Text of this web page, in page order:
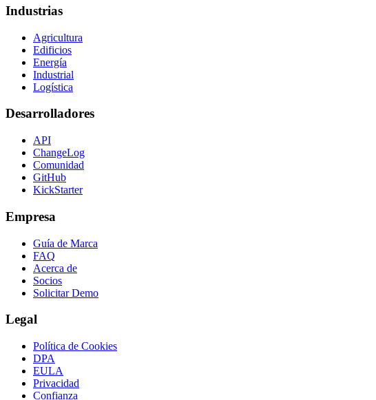
Industrias
Agricultura
Edificios
Energía
Industrial
Logística
Desarrolladores
API
ChangeLog
Comunidad
GitHub
KickStarter
Empresa
Guía de Marca
FAQ
Acerca de
Socios
Solicitar Demo
Legal
Política de Cookies
DPA
EULA
Privacidad
Confianza